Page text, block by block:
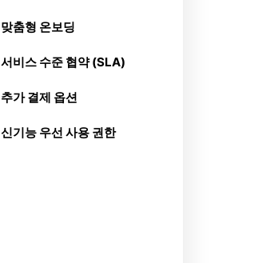
맞춤형 온보딩
서비스 수준 협약 (SLA)
추가 결제 옵션
신기능 우선 사용 권한